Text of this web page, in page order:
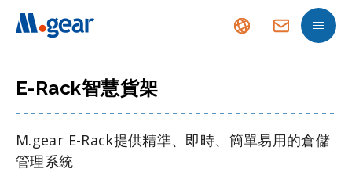
E-Rack智慧貨架
M.gear E-Rack提供精準、即時、簡單易用的倉儲
管理系統